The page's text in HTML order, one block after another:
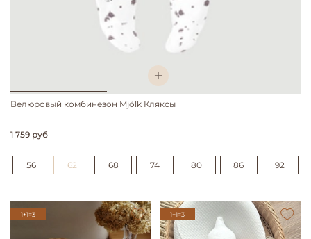
Велюровый комбинезон Mjölk Кляксы
1 759 руб
56 62 68 74 80 86 92
1+1=3 1+1=3